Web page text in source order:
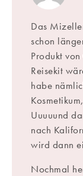
Das
schon
Produkt
Reisekit
habe
Uuuuund
nach
wird dann
Nochmal